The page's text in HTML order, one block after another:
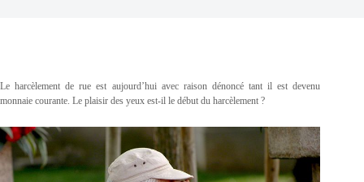
Le harcèlement de rue est aujourd’hui avec raison dénoncé tant il est devenu
monnaie courante. Le plaisir des yeux est-il le début du harcèlement ?